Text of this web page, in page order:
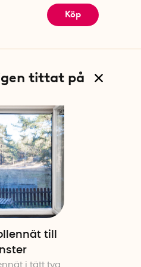
Köp
tittat på
till
i tätt tyg